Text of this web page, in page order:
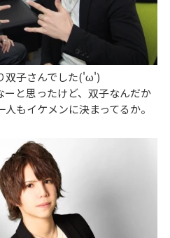
双子さんでした('ω')
と思ったけど、双子なんだか
もイケメンに決まってるか。